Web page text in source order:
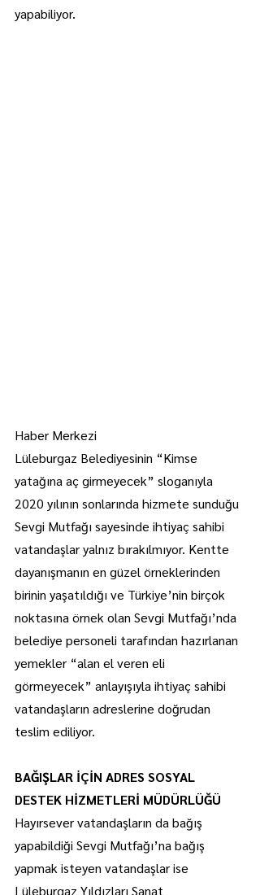
yapabiliyor.
Haber Merkezi
Lüleburgaz Belediyesinin “Kimse
yatağına aç girmeyecek” sloganıyla
2020 yılının sonlarında hizmete sunduğu
Sevgi Mutfağı sayesinde ihtiyaç sahibi
vatandaşlar yalnız bırakılmıyor. Kentte
dayanışmanın en güzel örneklerinden
birinin yaşatıldığı ve Türkiye’nin birçok
noktasına örnek olan Sevgi Mutfağı’nda
belediye personeli tarafından hazırlanan
yemekler “alan el veren eli
görmeyecek” anlayışıyla ihtiyaç sahibi
vatandaşların adreslerine doğrudan
teslim ediliyor.
BAĞIŞLAR İÇİN ADRES SOSYAL
DESTEK HİZMETLERİ MÜDÜRLÜĞÜ
Hayırsever vatandaşların da bağış
yapabildiği Sevgi Mutfağı’na bağış
yapmak isteyen vatandaşlar ise
Lüleburgaz Yıldızları Sanat